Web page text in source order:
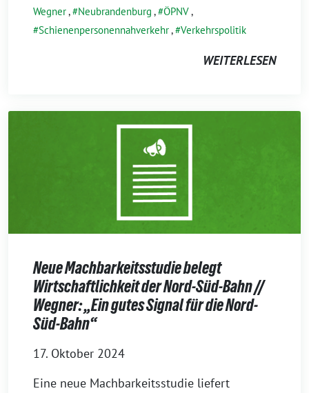
Wegner, Neubrandenburg , ÖPNV,
Schienenpersonennahverkehr, Verkehrspolitik
WEITERLESEN
Neue Machbarkeitsstudie belegt
Wirtschaftlichkeit der Nord-Süd-Bahn //
Wegner: „Ein gutes Signal für die Nord-
Süd-Bahn“
17. Oktober 2024
Eine neue Machbarkeitsstudie liefert